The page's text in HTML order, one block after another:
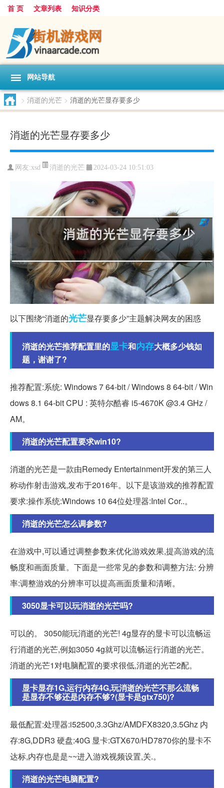
首 页 文章列表 知识分类
网站导航
> 消逝的光芒 > 消逝的光芒显存要多少
消逝的光芒显存要多少
网友:xsd 消逝的光芒 2024-03-24 10:51:03
以下围绕“消逝的光芒显存要多少”主题解决网友的困惑
消逝的光芒推荐配置里的显卡和内存大概多少钱如
题，谢谢了?
推荐配置:系统: Windows 7 64-bit / Windows 8 64-bit / Win
dows 8.1 64-bit CPU : 英特尔酷睿 i5-4670K @3.4 GHz /
AM。
消逝的光芒配置要求win10?
消逝的光芒是一款由Remedy Entertainment开发的第三人
称动作射击游戏,发布于2016年。以下是该游戏的推荐配置
要求:操作系统:Windows 10 64位处理器:Intel Cor..。
消逝的光芒怎么调参数?
在游戏中,可以通过调整参数来优化游戏效果,提高游戏的流
畅度和画面质量。下面是一些常见的参数和调整方法: 分辨
率:调整游戏的分辨率可以提高画面质量和清晰。
3050显卡可以玩消逝的光芒吗?
可以的。 3050能玩消逝的光芒! 4g显存的显卡可以流畅运
行消逝的光芒,例如3050 4g就可以流畅运行消逝的光芒。
消逝的光芒1对电脑配置的要求很低,消逝的光芒2配。
显卡显存1G,运行内存4G,玩消逝的光芒不那么流畅
是显存不够还是内存不够?(显卡是gtx750)?
最低配置:处理器:i52500,3.3Ghz/AMDFX8320,3.5Ghz 内
存:8G,DDR3 硬盘:40G 显卡:GTX670/HD7870你的显卡不
达标,内存也是是~~进入游戏视频设置,关.。
消逝的光芒电脑配置?